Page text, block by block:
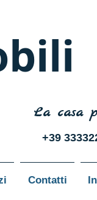
La casa
+39
Contatti